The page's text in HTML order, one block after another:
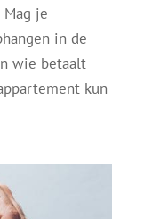
je
in de
wie betaalt
kun